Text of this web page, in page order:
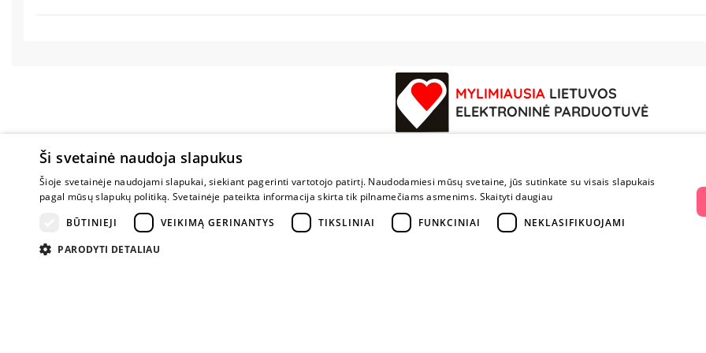
MYLIMIAUSIA LIETUVOS
ELEKTRONINĖ PARDUOTUVĖ
Apie mus
Karjera
Mokėjimai ir pristatymas
Prekių grąžinimas
Ši svetainė naudoja slapukus
Šioje svetainėje naudojami slapukai, siekiant pagerinti vartotojo patirtį. Naudodamiesi mūsų svetaine, jūs sutinkate su visais slapukais
pagal mūsų slapukų politiką. Svetainėje pateikta informacija skirta tik pilnamečiams asmenims. Skaityti daugiau
BŪTINIEJI
VEIKIMĄ GERINANTYS TIKSLINIAI FUNKCINIAI NEKLASIFIKUOJAMI
PARODYTI DETALIAU